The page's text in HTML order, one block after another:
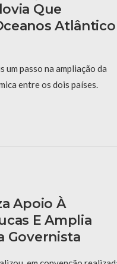
Que
Atlântico
um passo na ampliação da
entre os dois países.
Apoio À
E Amplia
Governista